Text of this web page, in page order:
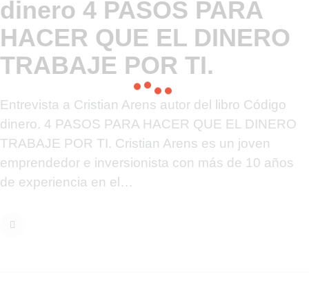
dinero 4 PASOS PARA
HACER QUE EL DINERO
TRABAJE POR TI.
Entrevista a Cristian Arens autor del libro Código
dinero. 4 PASOS PARA HACER QUE EL DINERO
TRABAJE POR TI. Cristian Arens es un joven
emprendedor e inversionista con más de 10 años
de experiencia en el…